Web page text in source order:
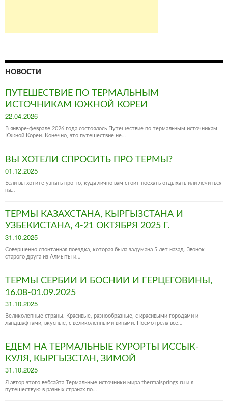
НОВОСТИ
ПУТЕШЕСТВИЕ ПО ТЕРМАЛЬНЫМ
ИСТОЧНИКАМ ЮЖНОЙ КОРЕИ
Posted
on
22.04.2026
В январе-феврале 2026 года состоялось Путешествие по термальным источникам
Южной Кореи. Конечно, это путешествие не…
ВЫ ХОТЕЛИ СПРОСИТЬ ПРО ТЕРМЫ?
Posted
on
01.12.2025
Если вы хотите узнать про то, куда лично вам стоит поехать отдыхать или лечиться
на…
ТЕРМЫ КАЗАХСТАНА, КЫРГЫЗСТАНА И
УЗБЕКИСТАНА, 4-21 ОКТЯБРЯ 2025 Г.
Posted
on
31.10.2025
Совершенно спонтанная поездка, которая была задумана 5 лет назад. Звонок
старого друга из Алмыты и…
ТЕРМЫ СЕРБИИ И БОСНИИ И ГЕРЦЕГОВИНЫ,
16.08-01.09.2025
Posted
on
31.10.2025
Великолепные страны. Красивые, разнообразные, с красивыми городами и
ландшафтами, вкусные, с великолепными винами. Посмотрела все…
ЕДЕМ НА ТЕРМАЛЬНЫЕ КУРОРТЫ ИССЫК-
КУЛЯ, КЫРГЫЗСТАН, ЗИМОЙ
Posted
on
31.10.2025
Я автор этого вебсайта Термальные источники мира thermalsprings.ru и я
путешествую в разных странах по…